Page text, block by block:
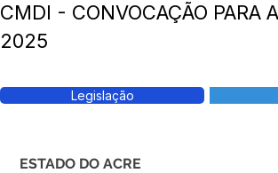
CMDI - CONVOCAÇÃO PARA
2025
Legislação
ESTADO DO ACRE